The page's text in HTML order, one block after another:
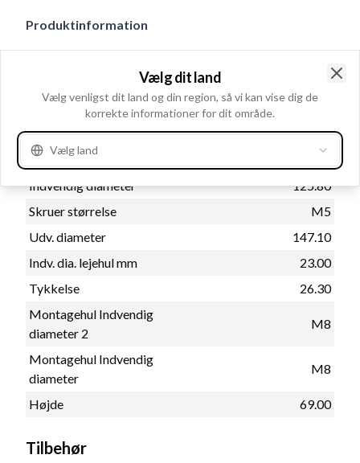
Produktinformation
Katalog oplysninger
Bemærkning
Leje: HC-CARGO 140419.
Fysiske oplysninger
Indvendig diameter
125.80
Skruer størrelse
M5
Udv. diameter
147.10
Indv. dia. lejehul mm
23.00
Tykkelse
26.30
Montagehul Indvendig
diameter 2
M8
Montagehul Indvendig
diameter
M8
Højde 69.00
Tilbehør
Vælg dit land
Vælg venligst dit land og din region, så vi kan vise dig de
korrekte informationer for dit område.
Vælg land